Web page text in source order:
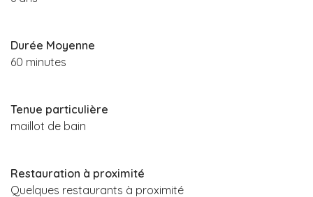
Durée Moyenne
60 minutes
Tenue particulière
maillot de bain
Restauration à proximité
Quelques restaurants à proximité